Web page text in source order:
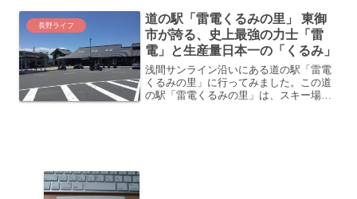
長野ライフ
道の駅「雷電くるみの里」 東御
市が誇る、史上最強の力士「雷
電」と生産量日本一の「くるみ」
浅間サンライン沿いにある道の駅「雷電
くるみの里」に行ってみました。この道
の駅「雷電くるみの里」は、スキー場で